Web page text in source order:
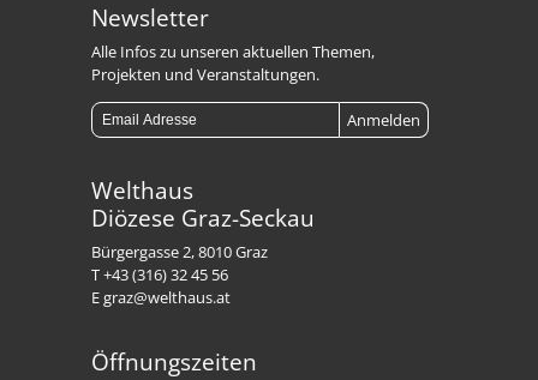
Newsletter
Alle Infos zu unseren aktuellen Themen,
Projekten und Veranstaltungen.
Welthaus
Diözese Graz-Seckau
Bürgergasse 2, 8010 Graz
T +43 (316) 32 45 56
E graz@welthaus.at
Öffnungszeiten